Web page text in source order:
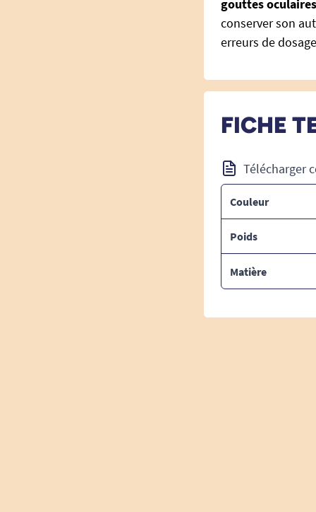
gouttes
conserver son
erreurs de
FICHE
Télécharger
Couleur
Poids
Matière